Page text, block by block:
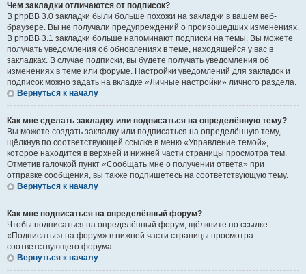
Чем закладки отличаются от подписок?
В phpBB 3.0 закладки были больше похожи на закладки в вашем веб-
браузере. Вы не получали предупреждений о произошедших изменениях.
В phpBB 3.1 закладки больше напоминают подписки на темы. Вы можете
получать уведомления об обновлениях в теме, находящейся у вас в
закладках. В случае подписки, вы будете получать уведомления об
изменениях в теме или форуме. Настройки уведомлений для закладок и
подписок можно задать на вкладке «Личные настройки» личного раздела.
Вернуться к началу
Как мне сделать закладку или подписаться на определённую тему?
Вы можете создать закладку или подписаться на определённую тему,
щёлкнув по соответствующей ссылке в меню «Управление темой»,
которое находится в верхней и нижней части страницы просмотра тем.
Отметив галочкой пункт «Сообщать мне о получении ответа» при
отправке сообщения, вы также подпишетесь на соответствующую тему.
Вернуться к началу
Как мне подписаться на определённый форум?
Чтобы подписаться на определённый форум, щёлкните по ссылке
«Подписаться на форум» в нижней части страницы просмотра
соответствующего форума.
Вернуться к началу